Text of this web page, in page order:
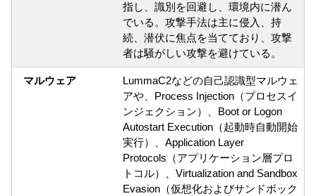
指し、識別を回避し、環境内に潜ん
でいる。攻撃手法は主に侵入、持
続、潜伏に焦点を当てており、攻撃
者は騒がしい攻撃を避けている。
マルウェア
LummaC2などの自己認識型マルウェ
アや、Process Injection（プロセスイ
ンジェクション）、Boot or Logon
Autostart Execution（起動時自動開始
実行）、Application Layer
Protocols（アプリケーション層プロ
トコル）、Virtualization and Sandbox
Evasion（仮想化およびサンドボック